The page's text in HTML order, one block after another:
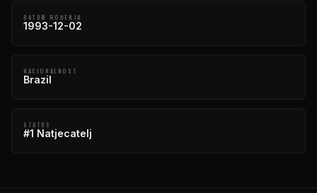
DATUM ROĐENJA
1993-12-02
NACIONALNOST
Brazil
STATUS
#1 Natjecatelj